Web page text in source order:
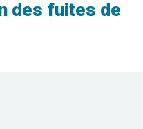
des fuites de